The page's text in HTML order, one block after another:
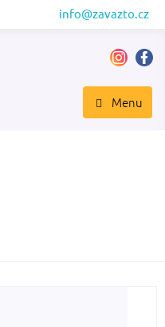
info@zavazto.cz